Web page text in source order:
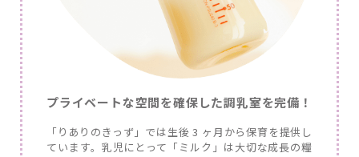
プライベートな空間を確保した調乳室を完備！
「りありのきっず」では生後 3 ヶ月から保育を提供し
ています。乳児にとって「ミルク」は大切な成長の糧